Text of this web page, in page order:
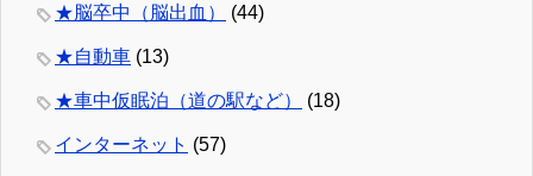
★脳卒中（脳出血） (44)
★自動車 (13)
★車中仮眠泊（道の駅など） (18)
インターネット (57)